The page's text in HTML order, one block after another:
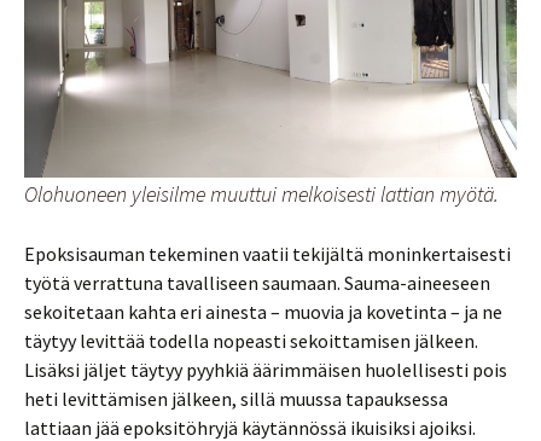
Olohuoneen yleisilme muuttui melkoisesti lattian myötä.
Epoksisauman tekeminen vaatii tekijältä moninkertaisesti
työtä verrattuna tavalliseen saumaan. Sauma-aineeseen
sekoitetaan kahta eri ainesta – muovia ja kovetinta – ja ne
täytyy levittää todella nopeasti sekoittamisen jälkeen.
Lisäksi jäljet täytyy pyyhkiä äärimmäisen huolellisesti pois
heti levittämisen jälkeen, sillä muussa tapauksessa
lattiaan jää epoksitöhryjä käytännössä ikuisiksi ajoiksi.